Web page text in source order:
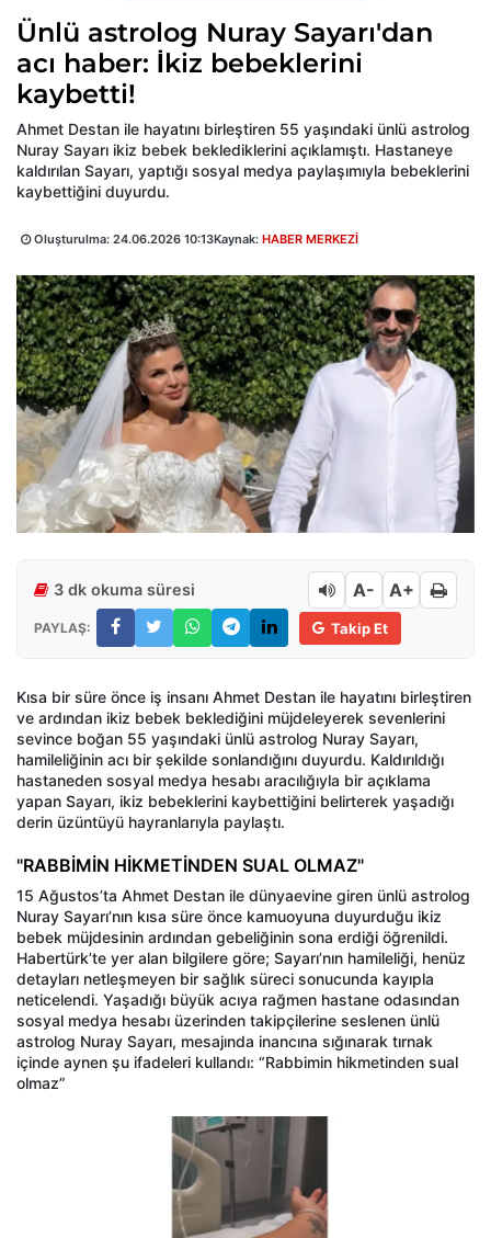
Ünlü astrolog Nuray Sayarı'dan
acı haber: İkiz bebeklerini
kaybetti!
Ahmet Destan ile hayatını birleştiren 55 yaşındaki ünlü astrolog
Nuray Sayarı ikiz bebek beklediklerini açıklamıştı. Hastaneye
kaldırılan Sayarı, yaptığı sosyal medya paylaşımıyla bebeklerini
kaybettiğini duyurdu.
Oluşturulma: 24.06.2026 10:13Kaynak: HABER MERKEZİ
3 dk okuma süresi A- A+
PAYLAŞ: Takip Et
Kısa bir süre önce iş insanı Ahmet Destan ile hayatını birleştiren
ve ardından ikiz bebek beklediğini müjdeleyerek sevenlerini
sevince boğan 55 yaşındaki ünlü astrolog Nuray Sayarı,
hamileliğinin acı bir şekilde sonlandığını duyurdu. Kaldırıldığı
hastaneden sosyal medya hesabı aracılığıyla bir açıklama
yapan Sayarı, ikiz bebeklerini kaybettiğini belirterek yaşadığı
derin üzüntüyü hayranlarıyla paylaştı.
"RABBİMİN HİKMETİNDEN SUAL OLMAZ"
15 Ağustos’ta Ahmet Destan ile dünyaevine giren ünlü astrolog
Nuray Sayarı’nın kısa süre önce kamuoyuna duyurduğu ikiz
bebek müjdesinin ardından gebeliğinin sona erdiği öğrenildi.
Habertürk’te yer alan bilgilere göre; Sayarı’nın hamileliği, henüz
detayları netleşmeyen bir sağlık süreci sonucunda kayıpla
neticelendi. Yaşadığı büyük acıya rağmen hastane odasından
sosyal medya hesabı üzerinden takipçilerine seslenen ünlü
astrolog Nuray Sayarı, mesajında inancına sığınarak tırnak
içinde aynen şu ifadeleri kullandı: “Rabbimin hikmetinden sual
olmaz”